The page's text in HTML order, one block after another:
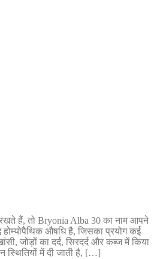
हैं, तो Bryonia Alba 30 का नाम आपने
औषधि है, जिसका प्रयोग कई
जोड़ों का दर्द, सिरदर्द और कब्ज में किया
स्थितियों में दी जाती है, […]